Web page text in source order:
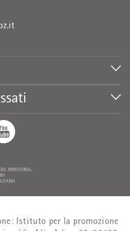
Istituto per la promozione